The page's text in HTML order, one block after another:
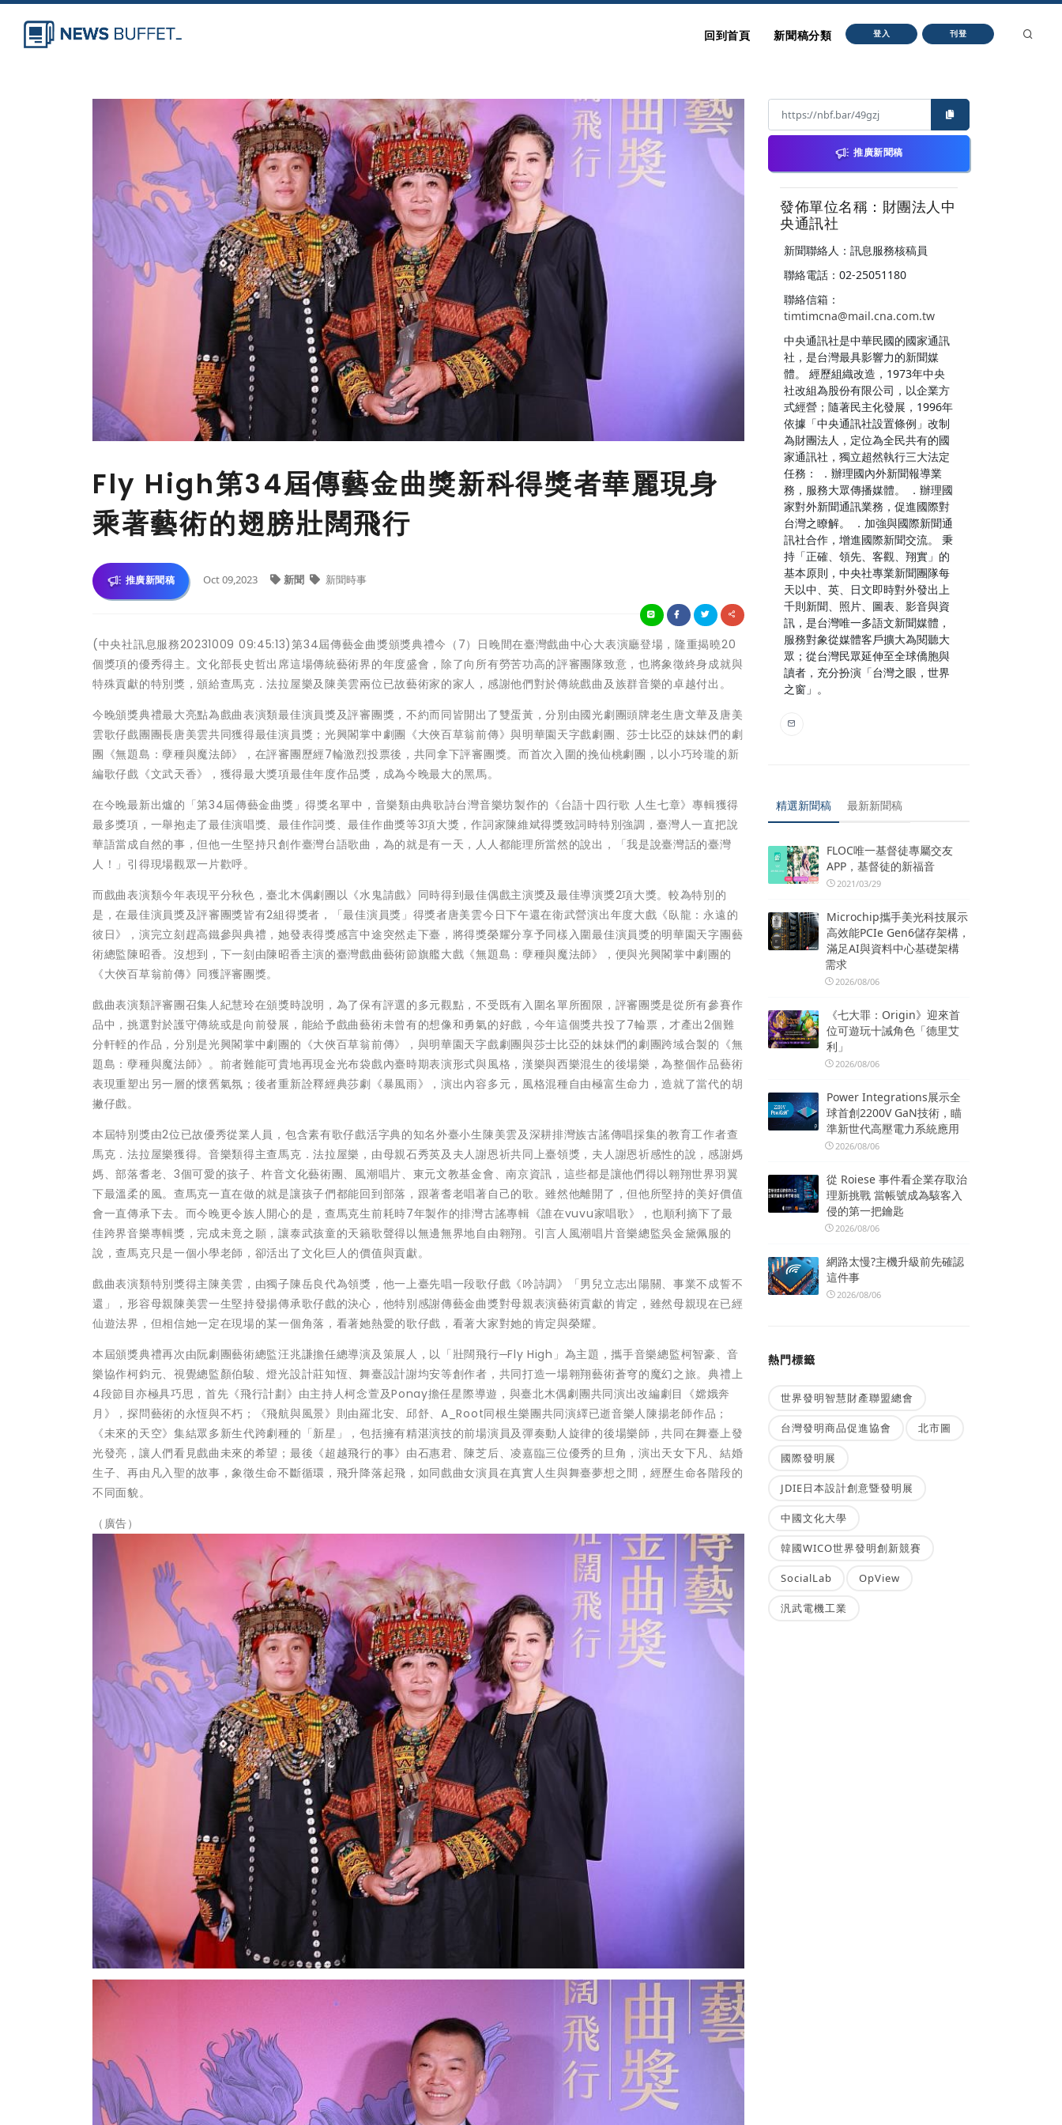
回到首頁 新聞稿分類 登入 刊登
Fly High第34屆傳藝金曲獎新科得獎者華麗現身
乘著藝術的翅膀壯闊飛行
推廣新聞稿 Oct 09,2023 新聞 新聞時事
(中央社訊息服務20231009 09:45:13)第34屆傳藝金曲獎頒獎典禮今（7）日晚間在臺灣戲曲中心大表演廳登場，隆重揭曉20
個獎項的優秀得主。文化部長史哲出席這場傳統藝術界的年度盛會，除了向所有勞苦功高的評審團隊致意，也將象徵終身成就與
特殊貢獻的特別獎，頒給查馬克．法拉屋樂及陳美雲兩位已故藝術家的家人，感謝他們對於傳統戲曲及族群音樂的卓越付出。
今晚頒獎典禮最大亮點為戲曲表演類最佳演員獎及評審團獎，不約而同皆開出了雙蛋黃，分別由國光劇團頭牌老生唐文華及唐美
雲歌仔戲團團長唐美雲共同獲得最佳演員獎；光興閣掌中劇團《大俠百草翁前傳》與明華園天字戲劇團、莎士比亞的妹妹們的劇
團《無題島：孽種與魔法師》，在評審團歷經7輪激烈投票後，共同拿下評審團獎。而首次入圍的挽仙桃劇團，以小巧玲瓏的新
編歌仔戲《文武天香》，獲得最大獎項最佳年度作品獎，成為今晚最大的黑馬。
在今晚最新出爐的「第34屆傳藝金曲獎」得獎名單中，音樂類由典歌詩台灣音樂坊製作的《台語十四行歌 人生七章》專輯獲得
最多獎項，一舉抱走了最佳演唱獎、最佳作詞獎、最佳作曲獎等3項大獎，作詞家陳維斌得獎致詞時特別強調，臺灣人一直把說
華語當成自然的事，但他一生堅持只創作臺灣台語歌曲，為的就是有一天，人人都能理所當然的說出，「我是說臺灣話的臺灣
人！」引得現場觀眾一片歡呼。
而戲曲表演類今年表現平分秋色，臺北木偶劇團以《水鬼請戲》同時得到最佳偶戲主演獎及最佳導演獎2項大獎。較為特別的
是，在最佳演員獎及評審團獎皆有2組得獎者，「最佳演員獎」得獎者唐美雲今日下午還在衛武營演出年度大戲《臥龍：永遠的
彼日》，演完立刻趕高鐵參與典禮，她發表得獎感言中途突然走下臺，將得獎榮耀分享予同樣入圍最佳演員獎的明華園天字團藝
術總監陳昭香。沒想到，下一刻由陳昭香主演的臺灣戲曲藝術節旗艦大戲《無題島：孽種與魔法師》，便與光興閣掌中劇團的
《大俠百草翁前傳》同獲評審團獎。
戲曲表演類評審團召集人紀慧玲在頒獎時說明，為了保有評選的多元觀點，不受既有入圍名單所囿限，評審團獎是從所有參賽作
品中，挑選對於護守傳統或是向前發展，能給予戲曲藝術未曾有的想像和勇氣的好戲，今年這個獎共投了7輪票，才產出2個難
分軒輊的作品，分別是光興閣掌中劇團的《大俠百草翁前傳》，與明華園天字戲劇團與莎士比亞的妹妹們的劇團跨域合製的《無
題島：孽種與魔法師》。前者難能可貴地再現金光布袋戲內臺時期表演形式與風格，漢樂與西樂混生的後場樂，為整個作品藝術
表現重塑出另一層的懷舊氣氛；後者重新詮釋經典莎劇《暴風雨》，演出內容多元，風格混種自由極富生命力，造就了當代的胡
撇仔戲。
本屆特別獎由2位已故優秀從業人員，包含素有歌仔戲活字典的知名外臺小生陳美雲及深耕排灣族古謠傳唱採集的教育工作者查
馬克．法拉屋樂獲得。音樂類得主查馬克．法拉屋樂，由母親石秀英及夫人謝恩祈共同上臺領獎，夫人謝恩祈感性的說，感謝媽
媽、部落耆老、3個可愛的孩子、杵音文化藝術團、風潮唱片、東元文教基金會、南京資訊，這些都是讓他們得以翱翔世界羽翼
下最溫柔的風。查馬克一直在做的就是讓孩子們都能回到部落，跟著耆老唱著自己的歌。雖然他離開了，但他所堅持的美好價值
會一直傳承下去。而今晚更令族人開心的是，查馬克生前耗時7年製作的排灣古謠專輯《誰在vuvu家唱歌》，也順利摘下了最
佳跨界音樂專輯獎，完成未竟之願，讓泰武孩童的天籟歌聲得以無邊無界地自由翱翔。引言人風潮唱片音樂總監吳金黛佩服的
說，查馬克只是一個小學老師，卻活出了文化巨人的價值與貢獻。
戲曲表演類特別獎得主陳美雲，由獨子陳岳良代為領獎，他一上臺先唱一段歌仔戲《吟詩調》「男兒立志出陽關、事業不成誓不
還」，形容母親陳美雲一生堅持發揚傳承歌仔戲的決心，他特別感謝傳藝金曲獎對母親表演藝術貢獻的肯定，雖然母親現在已經
仙遊法界，但相信她一定在現場的某一個角落，看著她熱愛的歌仔戲，看著大家對她的肯定與榮耀。
本屆頒獎典禮再次由阮劇團藝術總監汪兆謙擔任總導演及策展人，以「壯闊飛行─Fly High」為主題，攜手音樂總監柯智豪、音
樂協作柯鈞元、視覺總監顏伯駿、燈光設計莊知恆、舞臺設計謝均安等創作者，共同打造一場翱翔藝術蒼穹的魔幻之旅。典禮上
4段節目亦極具巧思，首先《飛行計劃》由主持人柯念萱及Ponay擔任星際導遊，與臺北木偶劇團共同演出改編劇目《嫦娥奔
月》，探問藝術的永恆與不朽；《飛航與風景》則由羅北安、邱舒、A_Root同根生樂團共同演繹已逝音樂人陳揚老師作品；
《未來的天空》集結眾多新生代跨劇種的「新星」，包括擁有精湛演技的前場演員及彈奏動人旋律的後場樂師，共同在舞臺上發
光發亮，讓人們看見戲曲未來的希望；最後《超越飛行的事》由石惠君、陳芝后、凌嘉臨三位優秀的旦角，演出天女下凡、結婚
生子、再由凡入聖的故事，象徵生命不斷循環，飛升降落起飛，如同戲曲女演員在真實人生與舞臺夢想之間，經歷生命各階段的
不同面貌。
（廣告）
推廣新聞稿
發佈單位名稱：財團法人中
央通訊社
新聞聯絡人：訊息服務核稿員
聯絡電話：02-25051180
聯絡信箱：
timtimcna@mail.cna.com.tw
中央通訊社是中華民國的國家通訊
社，是台灣最具影響力的新聞媒
體。 經歷組織改造，1973年中央
社改組為股份有限公司，以企業方
式經營；隨著民主化發展，1996年
依據「中央通訊社設置條例」改制
為財團法人，定位為全民共有的國
家通訊社，獨立超然執行三大法定
任務： ．辦理國內外新聞報導業
務，服務大眾傳播媒體。 ．辦理國
家對外新聞通訊業務，促進國際對
台灣之瞭解。 ．加強與國際新聞通
訊社合作，增進國際新聞交流。 秉
持「正確、領先、客觀、翔實」的
基本原則，中央社專業新聞團隊每
天以中、英、日文即時對外發出上
千則新聞、照片、圖表、影音與資
訊，是台灣唯一多語文新聞媒體，
服務對象從媒體客戶擴大為閱聽大
眾；從台灣民眾延伸至全球僑胞與
讀者，充分扮演「台灣之眼，世界
之窗」。
精選新聞稿 最新新聞稿
FLOC唯一基督徒專屬交友
APP，基督徒的新福音
2021/03/29
Microchip攜手美光科技展示
高效能PCIe Gen6儲存架構，
滿足AI與資料中心基礎架構
需求
2026/08/06
《七大罪：Origin》迎來首
位可遊玩十誡角色「德里艾
利」
2026/08/06
Power Integrations展示全
球首創2200V GaN技術，瞄
準新世代高壓電力系統應用
2026/08/06
從 Roiese 事件看企業存取治
理新挑戰 當帳號成為駭客入
侵的第一把鑰匙
2026/08/06
網路太慢?主機升級前先確認
這件事
2026/08/06
熱門標籤
世界發明智慧財產聯盟總會
台灣發明商品促進協會 北市圖
國際發明展
JDIE日本設計創意暨發明展
中國文化大學
韓國WICO世界發明創新競賽
SocialLab OpView
汎武電機工業